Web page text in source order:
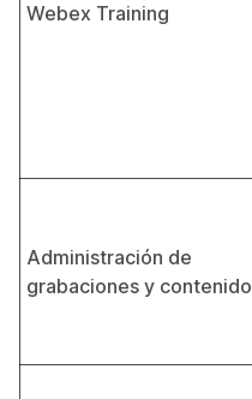
Webex Training
Administración de
grabaciones y contenido